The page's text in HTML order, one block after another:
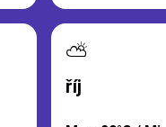
⛅
říj